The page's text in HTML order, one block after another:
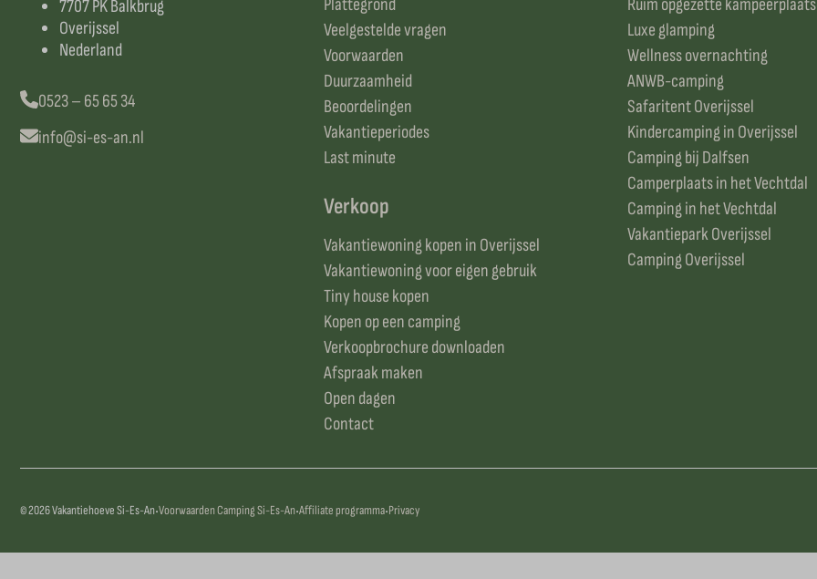
7707 PK Balkbrug
Overijssel
Nederland
0523 – 65 65 34
info@si-es-an.nl
Plattegrond
Veelgestelde vragen
Voorwaarden
Duurzaamheid
Beoordelingen
Vakantieperiodes
Last minute
Verkoop
Vakantiewoning kopen in Overijssel
Vakantiewoning voor eigen gebruik
Tiny house kopen
Kopen op een camping
Verkoopbrochure downloaden
Afspraak maken
Open dagen
Contact
Ruim opgezette
Luxe glamping
Wellness overnachting
ANWB-camping
Safaritent Overijssel
Kindercamping in Overijssel
Camping bij Dalfsen
Camperplaats in het Vechtdal
Camping in het Vechtdal
Vakantiepark Overijssel
Camping Overijssel
© 2026 Vakantiehoeve Si-Es-An·Voorwaarden Camping Si-Es-An·Affiliate programma·Privacy